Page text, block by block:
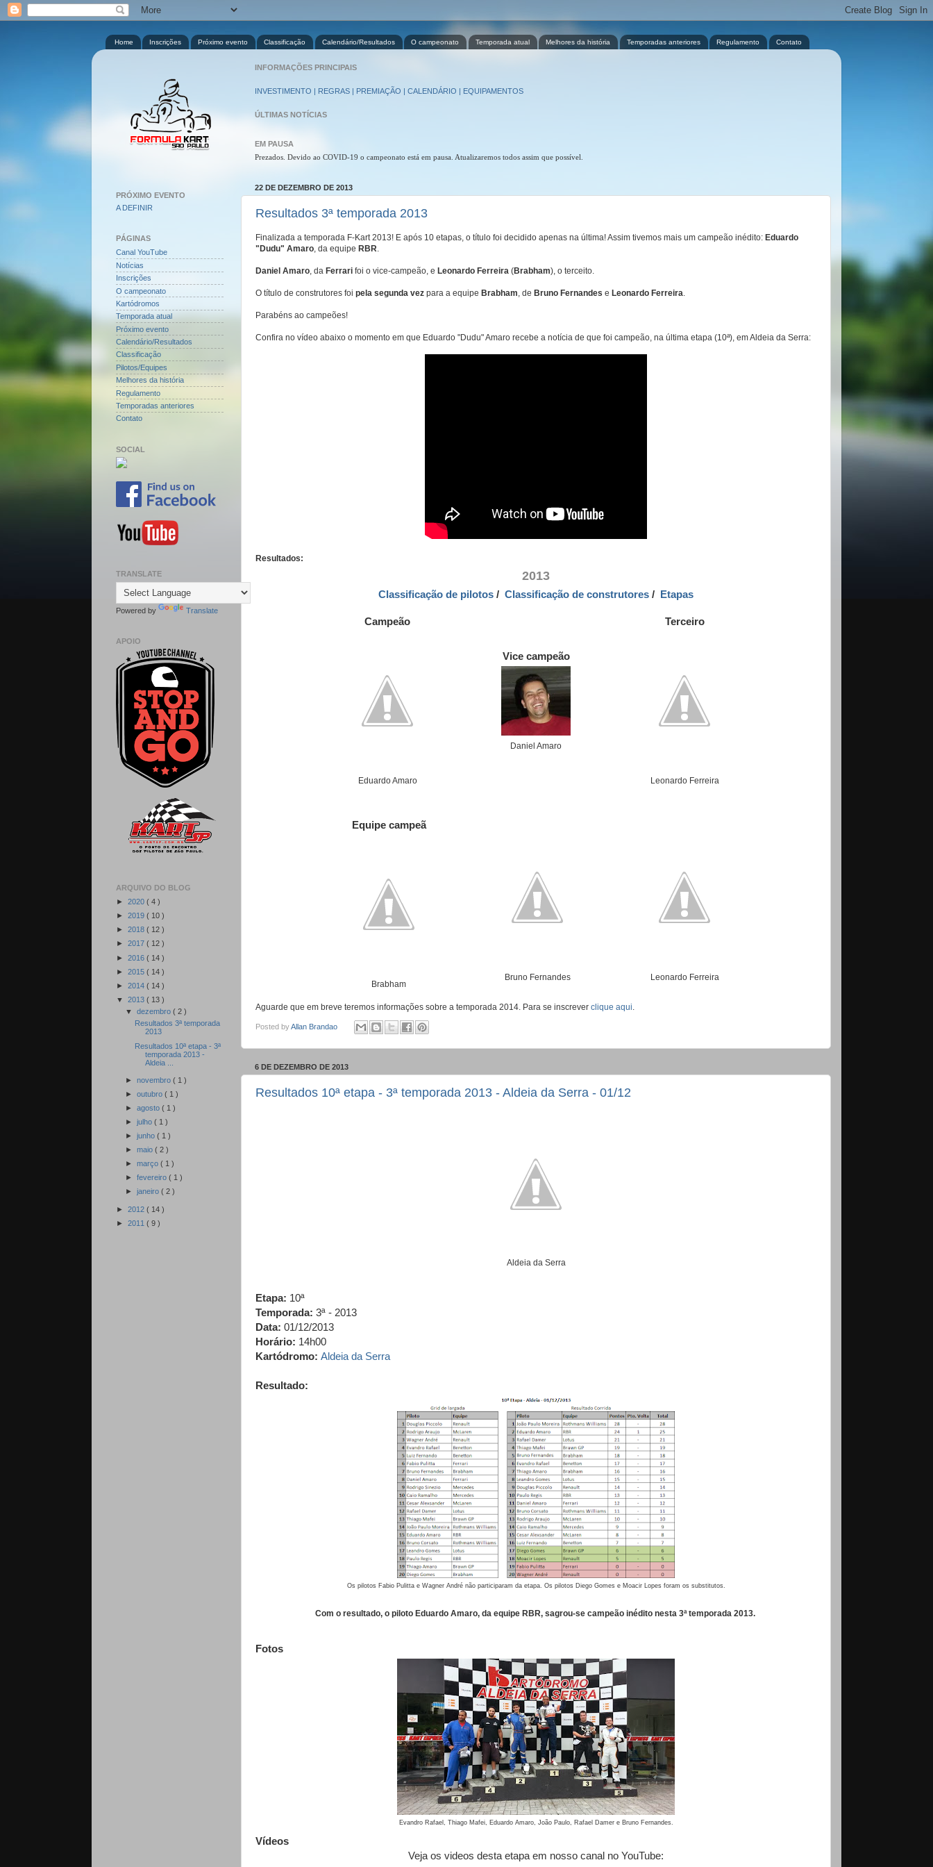
Home Inscrições Próximo evento Classificação Calendário/Resultados O campeonato Temporada atual Melhores da história Temporadas anteriores Regulamento Contato
INFORMAÇÕES PRINCIPAIS
INVESTIMENTO | REGRAS | PREMIAÇÃO | CALENDÁRIO | EQUIPAMENTOS
ÚLTIMAS NOTÍCIAS
EM PAUSA
Prezados. Devido ao COVID-19 o campeonato está em pausa. Atualizaremos todos assim que possível.
22 DE DEZEMBRO DE 2013
Resultados 3ª temporada 2013
Finalizada a temporada F-Kart 2013! E após 10 etapas, o título foi decidido apenas na última! Assim tivemos mais um campeão inédito: Eduardo
"Dudu" Amaro, da equipe RBR.
Daniel Amaro, da Ferrari foi o vice-campeão, e Leonardo Ferreira (Brabham), o terceito.
O título de construtores foi pela segunda vez para a equipe Brabham, de Bruno Fernandes e Leonardo Ferreira.
Parabéns ao campeões!
Confira no vídeo abaixo o momento em que Eduardo "Dudu" Amaro recebe a notícia de que foi campeão, na última etapa (10ª), em Aldeia da Serra:
Resultados:
2013
Classificação de pilotos / Classificação de construtores / Etapas
Campeão
Eduardo Amaro
Vice campeão
Daniel Amaro
Terceiro
Leonardo Ferreira
Equipe campeã
Brabham
Bruno Fernandes Leonardo Ferreira
Aguarde que em breve teremos informações sobre a temporada 2014. Para se inscrever clique aqui.
Posted byAllan Brandao
6 DE DEZEMBRO DE 2013
Resultados 10ª etapa - 3ª temporada 2013 - Aldeia da Serra - 01/12
Aldeia da Serra
Etapa: 10ª
Temporada: 3ª - 2013
Data: 01/12/2013
Horário: 14h00
Kartódromo: Aldeia da Serra
Resultado:
Os pilotos Fabio Pulitta e Wagner André não participaram da etapa. Os pilotos Diego Gomes e Moacir Lopes foram os substitutos.
Com o resultado, o piloto Eduardo Amaro, da equipe RBR, sagrou-se campeão inédito nesta 3ª temporada 2013.
Fotos
Evandro Rafael, Thiago Mafei, Eduardo Amaro, João Paulo, Rafael Damer e Bruno Fernandes.
Vídeos
Veja os videos desta etapa em nosso canal no YouTube:
PRÓXIMO EVENTO
A DEFINIR
PÁGINAS
Canal YouTube
Notícias
Inscrições
O campeonato
Kartódromos
Temporada atual
Próximo evento
Calendário/Resultados
Classificação
Pilotos/Equipes
Melhores da história
Regulamento
Temporadas anteriores
Contato
SOCIAL
TRANSLATE
Powered by Translate
APOIO
ARQUIVO DO BLOG
► 2020 ( 4 )
► 2019 ( 10 )
► 2018 ( 12 )
► 2017 ( 12 )
► 2016 ( 14 )
► 2015 ( 14 )
► 2014 ( 14 )
▼ 2013 ( 13 )
▼ dezembro ( 2 )
Resultados 3ª temporada
2013
Resultados 10ª etapa - 3ª
temporada 2013 -
Aldeia ...
► novembro ( 1 )
► outubro ( 1 )
► agosto ( 1 )
► julho ( 1 )
► junho ( 1 )
► maio ( 2 )
► março ( 1 )
► fevereiro ( 1 )
► janeiro ( 2 )
► 2012 ( 14 )
► 2011 ( 9 )